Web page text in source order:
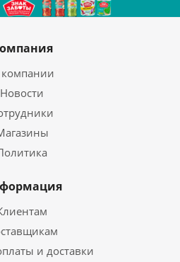
Новости
и доставки